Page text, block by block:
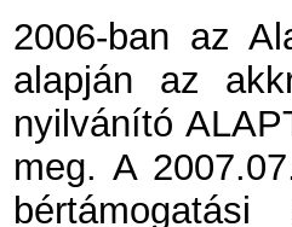
2006-ban az
alapján az
nyilvánító
meg. A